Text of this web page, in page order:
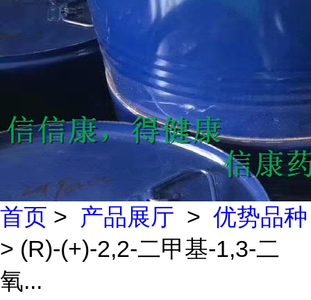
首页 > 产品展厅 > 优势品种
> (R)-(+)-2,2-二甲基-1,3-二
氧...